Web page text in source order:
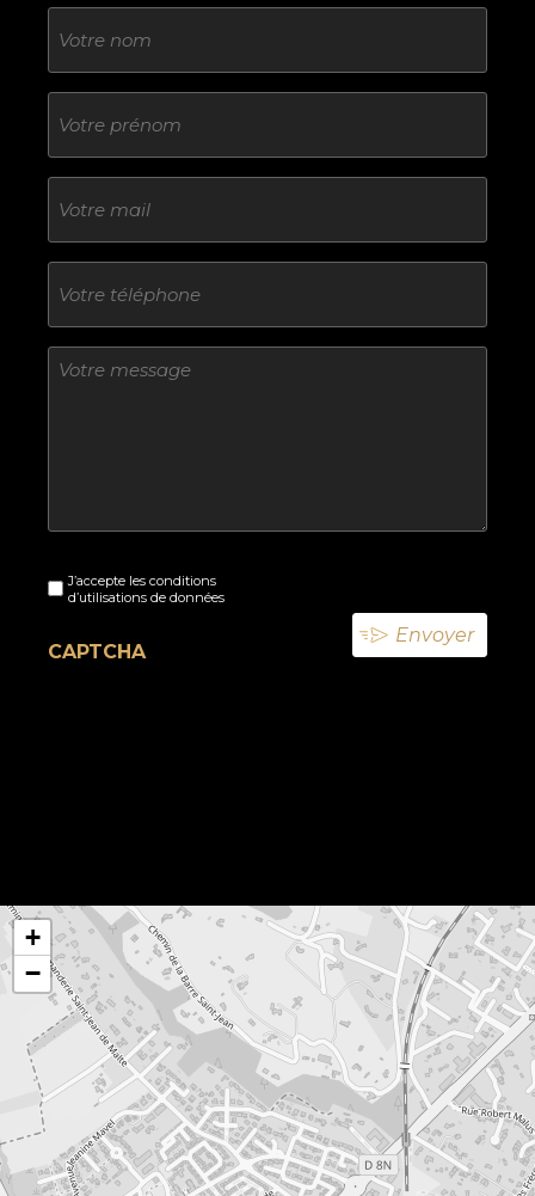
Nom
Sans
titre
E-
mail
Téléphone
Sans
titre
titreJ’accepte les conditions
d’utilisations de données
CAPTCHA
+
−